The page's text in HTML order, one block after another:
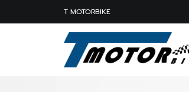
T MOTORBIKE